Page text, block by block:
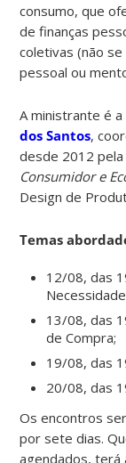
consumo, que
de finanças
coletivas (não
pessoal ou
Aministrante é a
dos Santos,
desde 2012 pela
Consumidor e
Design de
Temas
12/08, das
13/08, das
de Compra;
19/08, das
20/08, das
Os encontros
por sete dias.
agendados, terá